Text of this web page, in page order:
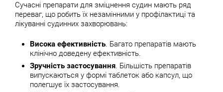
Сучасні препарати для зміцнення судин мають ряд
переваг, що робить їх незамінними у профілактиці та
лікуванні судинних захворювань:
Висока ефективність. Багато препаратів мають
клінічно доведену ефективність.
Зручність застосування. Більшість препаратів
випускаються у формі таблеток або капсул, що
полегшує їх застосування.